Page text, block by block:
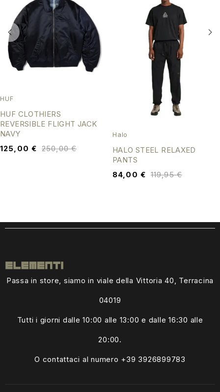
HUF
HUF CLOTHIERS
REVERSIBLE FLIGHT JACK
NAVY
250,00€
125,00 €
Halo
HALO STEEL RELAXED
PANTS
119,95€
84,00 €
Passa in store, siamo in viale della Vittoria 40, Terracina
04019
Tutti i giorni dalle10:00 alle 13:00 e dalle 16:30 alle
20:00.
O contattaci al numero +39 3926899783